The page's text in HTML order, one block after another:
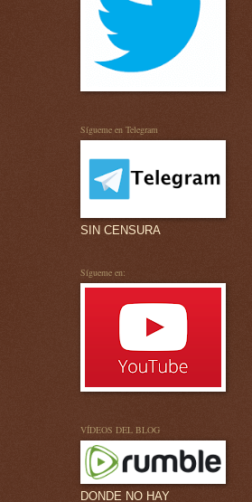
Sígueme en Telegram
SIN CENSURA
Sígueme en:
VÍDEOS DEL BLOG
DONDE NO HAY